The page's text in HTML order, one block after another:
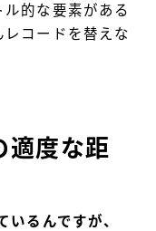
的な要素がある
コードを替えな
適度な距
るんですが、